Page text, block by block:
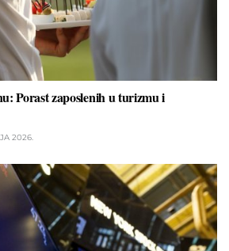
Porast zaposlenih u turizmu i
2026.